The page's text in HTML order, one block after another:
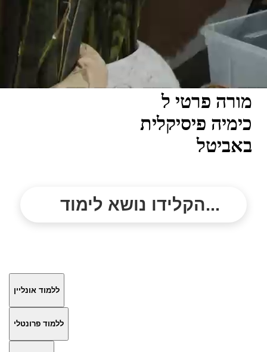
מורה פרטי ל
כימיה פיסיקלית
באביטל
הקלידו נושא לימוד...
ללמוד אונליין
ללמוד פרונטלי